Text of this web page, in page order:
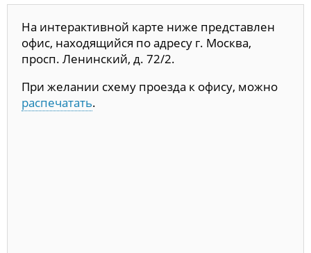
На интерактивной карте ниже представлен
офис, находящийся по адресу г. Москва,
просп. Ленинский, д. 72/2.
При желании схему проезда к офису, можно
распечатать.